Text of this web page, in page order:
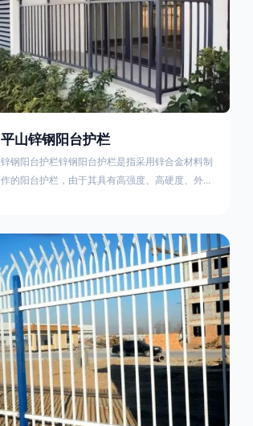
危险事
平山锌钢阳台护栏
锌钢阳台护栏锌钢阳台护栏是指采用锌合金材料制
作的阳台护栏，由于其具有高强度、高硬度、外观
栏锌钢百叶窗锌钢防盗窗锌钢防护栏锌钢配件组合
锌钢组装护栏组装防盗窗组装防护栏组装锌合金组
装。传统的阳台护栏使用铁条材料，需要借助电焊
等工艺技术，而且质地较软、容易生锈、色彩单
一。锌钢阳台护栏的安装方法因情况而异，但是一
般采